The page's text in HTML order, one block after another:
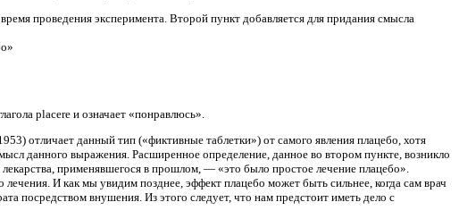
проведения эксперимента. Второй пункт добавляется для придания смысла
placere и означает «понравлюсь».
отличает данный тип («фиктивные таблетки») от самого явления плацебо, хотя
данного выражения. Расширенное определение, данное во втором пункте, возникло
применявшегося в прошлом, — «это было простое лечение плацебо».
И как мы увидим позднее, эффект плацебо может быть сильнее, когда сам врач
посредством внушения. Из этого следует, что нам предстоит иметь дело с